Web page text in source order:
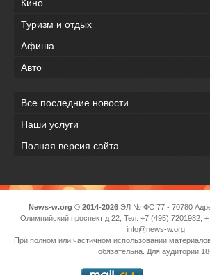
Кино
Туризм и отдых
Афиша
Авто
Все последние новости
Наши услуги
Полная версия сайта
News-w.org © 2014-2026ЭЛ № ФС 77 - 70780
Олимпийский проспект д 22, Тел: +7 (495) 7201982,
info@news-w.org
При полном или частичном использовании
обязательна. Для аудитории